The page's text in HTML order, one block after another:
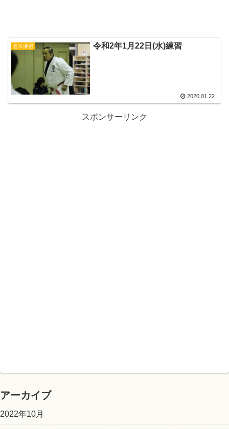
通常練習 令和2年1月22日(水)練習
2020.01.22
スポンサーリンク
アーカイブ
2022年10月